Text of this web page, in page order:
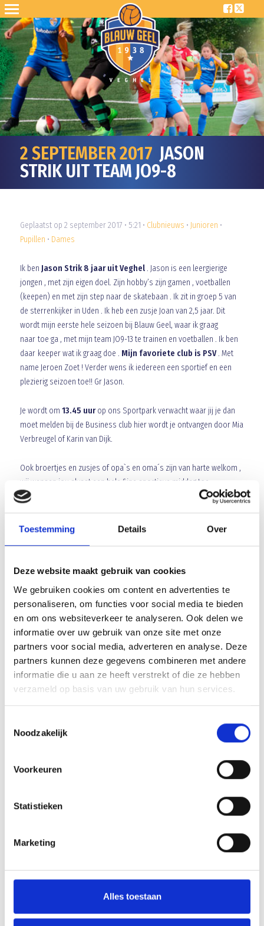
Toestemming Details Over
Deze website maakt gebruik van cookies
We gebruiken cookies om content en advertenties te
personaliseren, om functies voor social media te bieden
en om ons websiteverkeer te analyseren. Ook delen we
informatie over uw gebruik van onze site met onze
partners voor social media, adverteren en analyse. Deze
partners kunnen deze gegevens combineren met andere
informatie die u aan ze heeft verstrekt of die ze hebben
verzameld op basis van uw gebruik van hun services.
Noodzakelijk
Voorkeuren
Statistieken
Marketing
Alles toestaan
2 SEPTEMBER 2017 JASON
STRIK UIT TEAM JO9-8
Geplaatst op 2 september 2017 • 5:21 • Clubnieuws • Junioren •
Pupillen • Dames
Ik ben Jason Strik 8 jaar uit Veghel. Jason is een leergierige
jongen , met zijn eigen doel. Zijn hobby’s zijn gamen , voetballen
(keepen) en met zijn step naar de skatebaan . Ik zit in groep 5 van
de sterrenkijker in Uden . Ik heb een zusje Joan van 2,5 jaar. Dit
wordt mijn eerste hele seizoen bij Blauw Geel, waar ik graag
naar toe ga , met mijn team JO9-13 te trainen en voetballen . Ik ben
daar keeper wat ik graag doe . Mijn favoriete club is PSV. Met
name Jeroen Zoet ! Verder wens ik iedereen een sportief en een
plezierig seizoen toe!! Gr Jason.
Je wordt om 13.45 uurop ons Sportpark verwacht waar jij je dan
moet melden bij de Business club hier wordt je ontvangen door Mia
Verbreugel of Karin van Dijk.
Ook broertjes en zusjes of opa`s en oma´s zijn van harte welkom ,
wij wensen jou alvast een hele fijne sportieve middag toe.
TwitterFacebookWhatsApp
Trainingen op donderdagavond
A.s. Zondag Blauw Geel’38/JUMBO tegen Jong Vitesse.
AANMELDEN LID
Overwinning op Mierlo Hout